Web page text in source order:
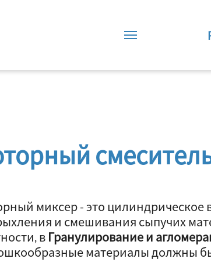
миксер - это цилиндрическое
и смешивания сыпучих
в Гранулирование и
материалы должны